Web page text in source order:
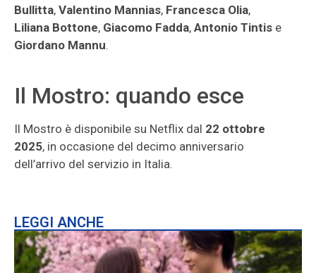
Bullitta, Valentino Mannias, Francesca Olia,
Liliana Bottone, Giacomo Fadda, Antonio Tintis e
Giordano Mannu.
Il Mostro: quando esce
Il Mostro è disponibile su Netflix dal 22 ottobre
2025, in occasione del decimo anniversario
dell’arrivo del servizio in Italia.
LEGGI ANCHE